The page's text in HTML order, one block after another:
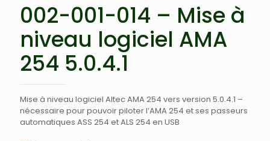
002-001-014 – Mise à
niveau logiciel AMA
254 5.0.4.1
Mise à niveau logiciel Altec AMA 254 vers version 5.0.4.1 –
nécessaire pour pouvoir piloter l’AMA 254 et ses passeurs
automatiques ASS 254 et ALS 254 en USB